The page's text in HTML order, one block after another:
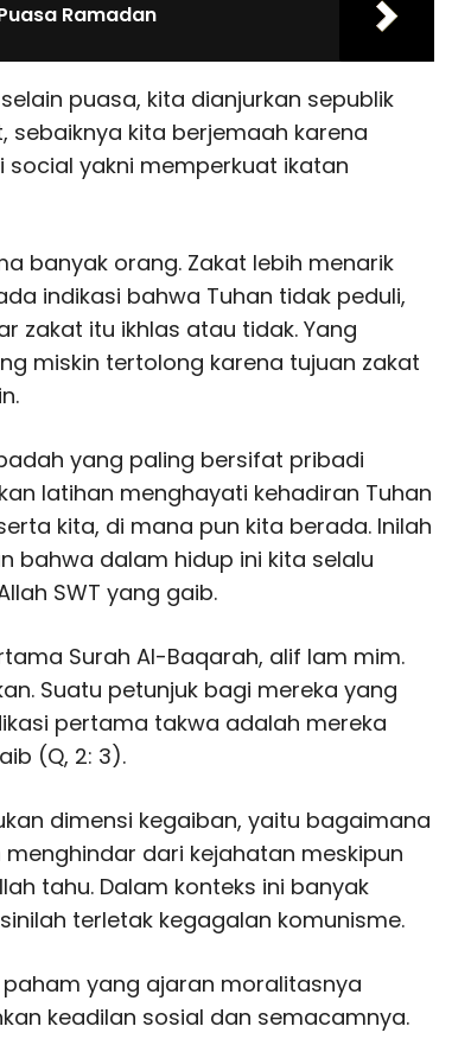
Ramadan
puasa, kita dianjurkan sepublik
sebaiknya kita berjemaah karena
yakni memperkuat ikatan
banyak orang. Zakat lebih menarik
indikasi bahwa Tuhan tidak peduli,
zakat itu ikhlas atau tidak. Yang
miskin tertolong karena tujuan zakat
yang paling bersifat pribadi
latihan menghayati kehadiran Tuhan
kita, di mana pun kita berada. Inilah
bahwa dalam hidup ini kita selalu
SWT yang gaib.
Surah Al-Baqarah, alif lam mim.
Suatu petunjuk bagi mereka yang
pertama takwa adalah mereka
(Q, 2: 3).
dimensi kegaiban, yaitu bagaimana
dari kejahatan meskipun
tahu. Dalam konteks ini banyak
terletak kegagalan komunisme.
yang ajaran moralitasnya
keadilan sosial dan semacamnya.